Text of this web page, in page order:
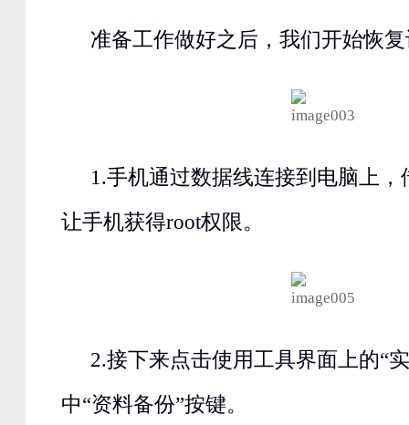
准备工作做好之后，我们开始恢
1.手机通过数据线连接到电脑上
让手机获得root权限。
2.接下来点击使用工具界面上的“
中“资料备份”按键。